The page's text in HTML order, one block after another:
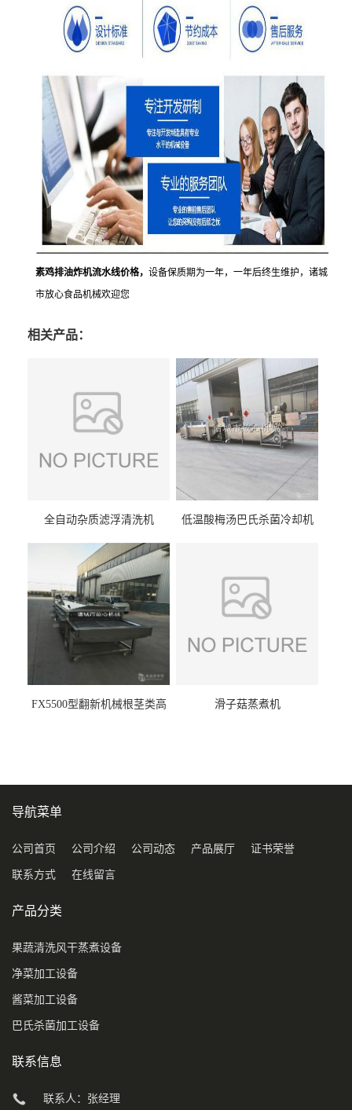
素鸡排油炸机流水线价格， 设备保质期为一年，一年后终生维护，诸城
市放心食品机械欢迎您
相关产品：
全自动杂质滤浮清洗机 低温酸梅汤巴氏杀菌冷却机
FX5500型翻新机械根茎类高
滑子菇蒸煮机
导航菜单
公司首页 公司介绍 公司动态 产品展厅 证书荣誉
联系方式 在线留言
产品分类
果蔬清洗风干蒸煮设备
净菜加工设备
酱菜加工设备
巴氏杀菌加工设备
联系信息
联系人：张经理